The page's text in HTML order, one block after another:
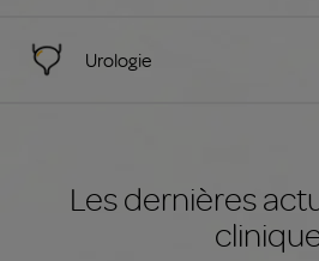
Urologie
Les dernières